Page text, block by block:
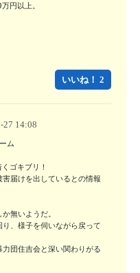
円以上。
いいね！ 2
27 14:08
ム
ゴキブリ！
届けを出しているとの情報
無いようだ。
、様子を伺いながら戻って
団住吉会と深い関わりがる